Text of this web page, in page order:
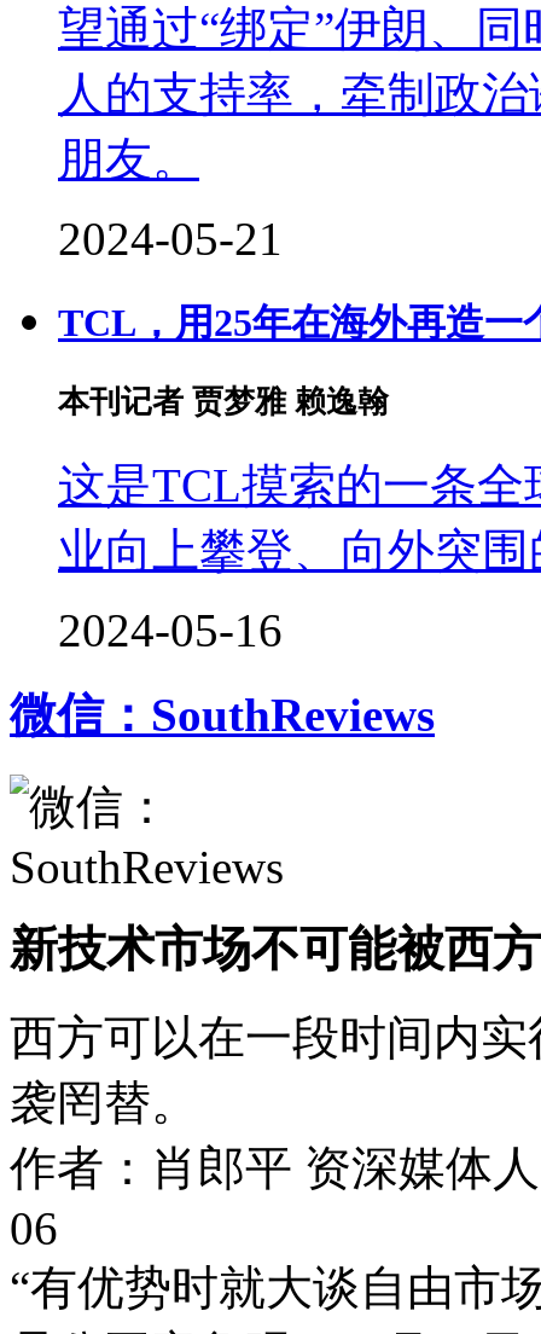
望通过“绑定”伊朗、
人的支持率，牵制政
朋友。
2024-05-21
TCL，用25年在海外再造一
本刊记者 贾梦雅 赖逸翰
这是TCL摸索的一条
业向上攀登、向外突
2024-05-16
微信：SouthReviews
新技术市场不可能被西
西方可以在一段时间内
袭罔替。
作者：肖郎平 资深媒体人
06
“有优势时就大谈自由市